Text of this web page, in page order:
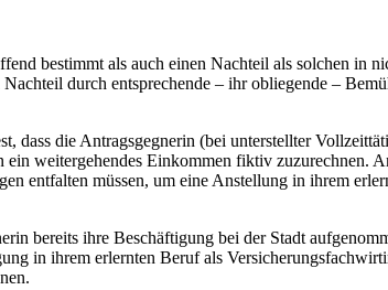
bestimmt als auch einen Nachteil als solchen in
durch entsprechende – ihr obliegende –
dass die Antragsgegnerin (bei unterstellter
weitergehendes Einkommen fiktiv zuzurechnen.
entfalten müssen, um eine Anstellung in ihrem
bereits ihre Beschäftigung bei der Stadt
in ihrem erlernten Beruf als